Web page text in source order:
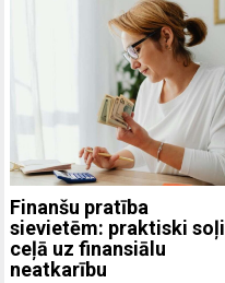
Finanšu pratība
sievietēm: praktiski soļi
ceļā uz finansiālu
neatkarību